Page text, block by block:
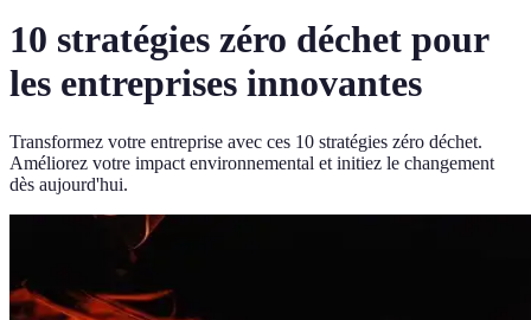
10 stratégies zéro déchet pour
les entreprises innovantes
Transformez votre entreprise avec ces 10 stratégies zéro déchet.
Améliorez votre impact environnemental et initiez le changement
dès aujourd'hui.